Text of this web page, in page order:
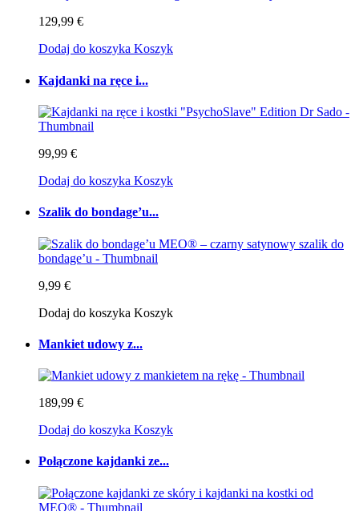
129,99 €
Dodaj do koszyka Koszyk
Kajdanki na ręce i...
99,99 €
Dodaj do koszyka Koszyk
Szalik do bondage’u...
9,99 €
Dodaj do koszyka Koszyk
Mankiet udowy z...
189,99 €
Dodaj do koszyka Koszyk
Połączone kajdanki ze...